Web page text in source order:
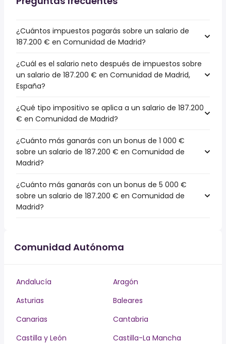
¿Cuántos impuestos pagarás sobre un salario de
187.200 € en Comunidad de Madrid?
¿Cuál es el salario neto después de impuestos sobre
un salario de 187.200 € en Comunidad de Madrid,
España?
¿Qué tipo impositivo se aplica a un salario de 187.200
€ en Comunidad de Madrid?
¿Cuánto más ganarás con un bonus de 1 000 €
sobre un salario de 187.200 € en Comunidad de
Madrid?
¿Cuánto más ganarás con un bonus de 5 000 €
sobre un salario de 187.200 € en Comunidad de
Madrid?
Comunidad Autónoma
Andalucía
Aragón
Asturias
Baleares
Canarias
Cantabria
Castilla y León
Castilla-La Mancha